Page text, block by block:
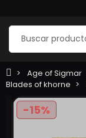
Age of Sigmar
Blades of khorne
-15%